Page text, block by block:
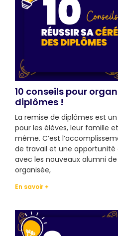
10 conseils pour
diplômes !
La remise de diplômes est
pour les élèves, leur famille
même. C’est
de travail et une opportunité
avec les nouveaux alumni
organisée,
En savoir +